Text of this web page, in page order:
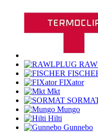
FIXator
Mkt
Mungo
Hilti
Gunnebo